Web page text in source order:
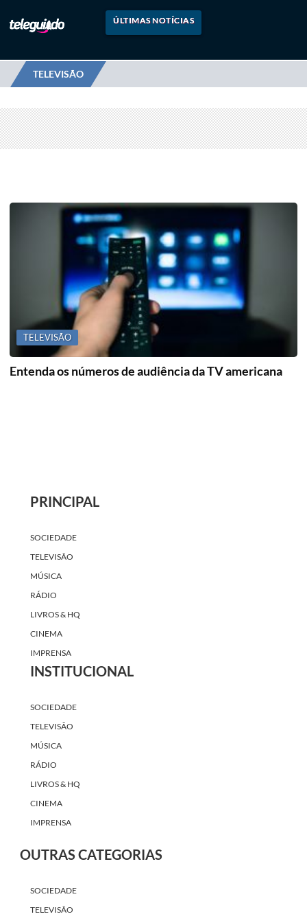
ÚLTIMAS NOTÍCIAS
TELEVISÃO
TELEVISÃO
Entenda os números de audiência da TV americana
PRINCIPAL
SOCIEDADE
TELEVISÃO
MÚSICA
RÁDIO
LIVROS & HQ
CINEMA
IMPRENSA
INSTITUCIONAL
SOCIEDADE
TELEVISÃO
MÚSICA
RÁDIO
LIVROS & HQ
CINEMA
IMPRENSA
OUTRAS CATEGORIAS
SOCIEDADE
TELEVISÃO